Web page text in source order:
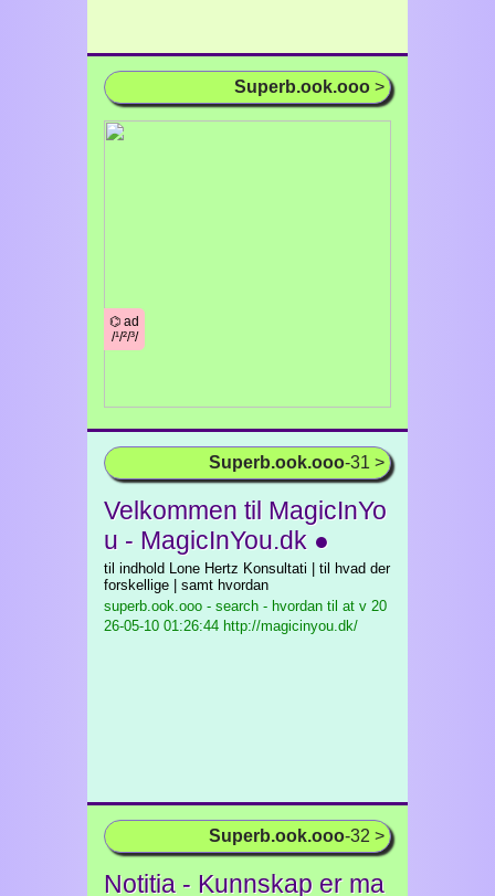
Superb.ook.ooo >
⌬ ad
/¹/²/³/
Superb.ook.ooo-31 >
Velkommen til MagicInYo
u - MagicInYou.dk ●
til indhold Lone Hertz Konsultati | til hvad der
forskellige | samt hvordan
superb.ook.ooo - search - hvordan til at v 20
26-05-10 01:26:44 http://magicinyou.dk/
Superb.ook.ooo-32 >
Notitia - Kunnskap er ma